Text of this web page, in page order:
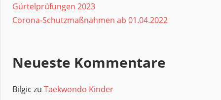
Gürtelprüfungen 2023
Corona-Schutzmaßnahmen ab 01.04.2022
Neueste Kommentare
Bilgic zu Taekwondo Kinder